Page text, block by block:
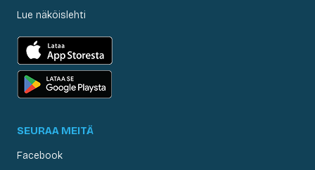
Lue näköislehti
SEURAA MEITÄ
Facebook